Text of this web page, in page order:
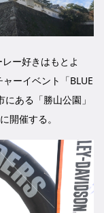
ー好きはもとよ
ーイベント「BLUE
ある「勝山公園」
開催する。